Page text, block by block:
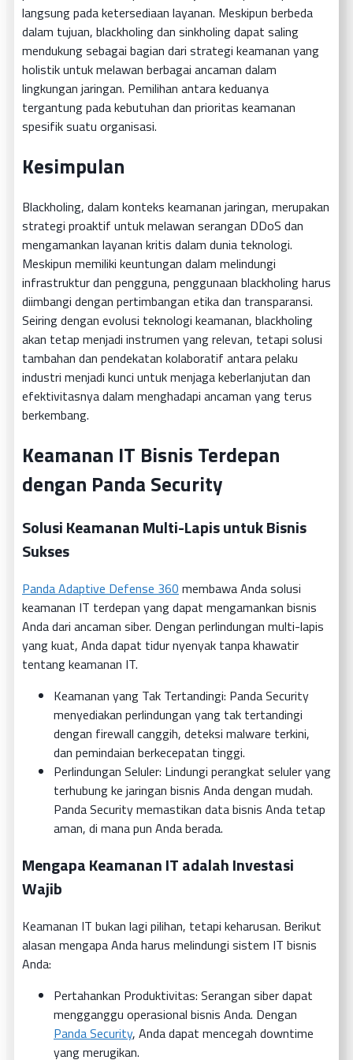
langsung pada ketersediaan layanan. Meskipun berbeda
dalam tujuan, blackholing dan sinkholing dapat saling
mendukung sebagai bagian dari strategi keamanan yang
holistik untuk melawan berbagai ancaman dalam
lingkungan jaringan. Pemilihan antara keduanya
tergantung pada kebutuhan dan prioritas keamanan
spesifik suatu organisasi.
Kesimpulan
Blackholing, dalam konteks keamanan jaringan, merupakan
strategi proaktif untuk melawan serangan DDoS dan
mengamankan layanan kritis dalam dunia teknologi.
Meskipun memiliki keuntungan dalam melindungi
infrastruktur dan pengguna, penggunaan blackholing harus
diimbangi dengan pertimbangan etika dan transparansi.
Seiring dengan evolusi teknologi keamanan, blackholing
akan tetap menjadi instrumen yang relevan, tetapi solusi
tambahan dan pendekatan kolaboratif antara pelaku
industri menjadi kunci untuk menjaga keberlanjutan dan
efektivitasnya dalam menghadapi ancaman yang terus
berkembang.
Keamanan IT Bisnis Terdepan
dengan Panda Security
Solusi Keamanan Multi-Lapis untuk Bisnis
Sukses
Panda Adaptive Defense 360 membawa Anda solusi
keamanan IT terdepan yang dapat mengamankan bisnis
Anda dari ancaman siber. Dengan perlindungan multi-lapis
yang kuat, Anda dapat tidur nyenyak tanpa khawatir
tentang keamanan IT.
Keamanan yang Tak Tertandingi: Panda Security
menyediakan perlindungan yang tak tertandingi
dengan firewall canggih, deteksi malware terkini,
dan pemindaian berkecepatan tinggi.
Perlindungan Seluler: Lindungi perangkat seluler yang
terhubung ke jaringan bisnis Anda dengan mudah.
Panda Security memastikan data bisnis Anda tetap
aman, di mana pun Anda berada.
Mengapa Keamanan IT adalah Investasi
Wajib
Keamanan IT bukan lagi pilihan, tetapi keharusan. Berikut
alasan mengapa Anda harus melindungi sistem IT bisnis
Anda:
Pertahankan Produktivitas: Serangan siber dapat
mengganggu operasional bisnis Anda. Dengan
Panda Security, Anda dapat mencegah downtime
yang merugikan.